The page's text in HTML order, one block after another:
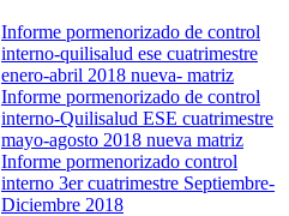
Informe pormenorizado de control
interno-quilisalud ese cuatrimestre
enero-abril 2018 nueva- matriz
Informe pormenorizado de control
interno-Quilisalud ESE cuatrimestre
mayo-agosto 2018 nueva matriz
Informe pormenorizado control
interno 3er cuatrimestre Septiembre-
Diciembre 2018